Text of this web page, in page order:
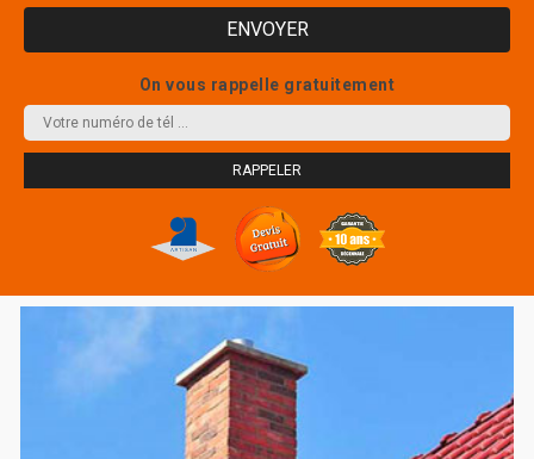
On vous rappelle gratuitement